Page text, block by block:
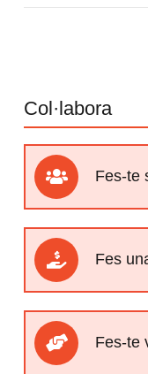
Col·labora
Fes-te
Fes
Fes-te